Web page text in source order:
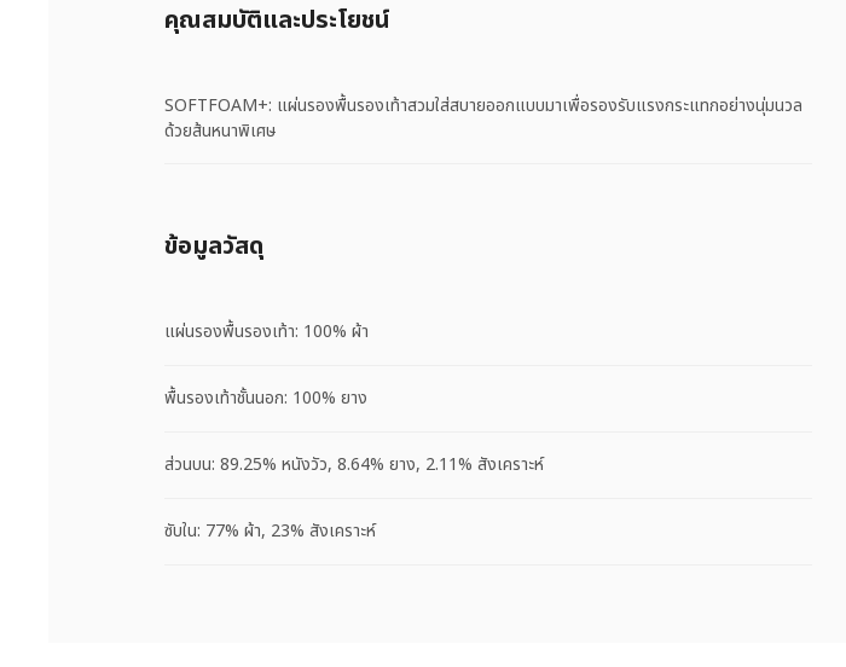
คุณสมบัติและประโยชน์
SOFTFOAM+: แผ่นรองพื้นรองเท้าสวมใส่สบายออกแบบมาเพื่อรองรับแรงกระแทกอย่างนุ่มนวล
ด้วยส้นหนาพิเศษ
ข้อมูลวัสดุ
แผ่นรองพื้นรองเท้า: 100% ผ้า
พื้นรองเท้าชั้นนอก: 100% ยาง
ส่วนบน: 89.25% หนังวัว, 8.64% ยาง, 2.11% สังเคราะห์
ซับใน: 77% ผ้า, 23% สังเคราะห์